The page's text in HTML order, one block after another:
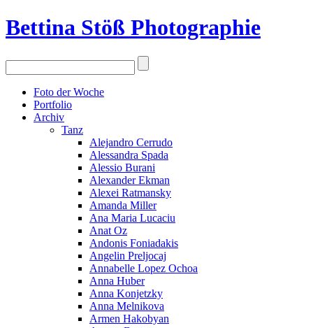
Bettina Stöß Photographie
Foto der Woche
Portfolio
Archiv
Tanz
Alejandro Cerrudo
Alessandra Spada
Alessio Burani
Alexander Ekman
Alexei Ratmansky
Amanda Miller
Ana Maria Lucaciu
Anat Oz
Andonis Foniadakis
Angelin Preljocaj
Annabelle Lopez Ochoa
Anna Huber
Anna Konjetzky
Anna Melnikova
Armen Hakobyan